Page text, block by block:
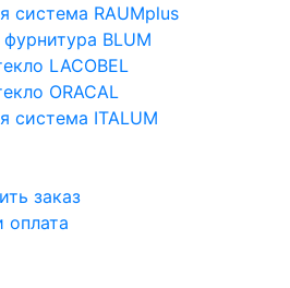
система RAUMplus
BLUM
LACOBEL
ORACAL
система ITALUM
заказ
оплата